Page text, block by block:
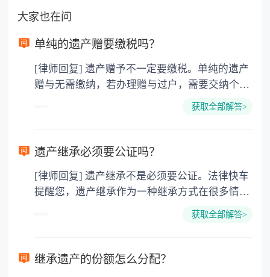
大家也在问
单纯的遗产赠要缴税吗？
[律师回复] 遗产赠予不一定要缴税。单纯的遗产
赠与无需缴纳，若办理赠与过户，需要交纳个人
所得税、契税和公证费。赠与过户是没有增值税
要缴纳公证费，具体如下： 1. 公证费：按房
3. 印花税：按房屋评估价的0.05%缴纳 4. 土
地增值税：按房价1%缴纳 5. 房屋产权登记费：
获取全部解答>
遗产继承必须要公证吗？
[律师回复] 遗产继承不是必须要公证。法律快车
提醒您，遗产继承作为一种继承方式在很多情况
下都是不需要公证的，当然，如果需要公正的也
以防对财产继承发生纠纷，可以对遗产继承进行
获取全部解答>
继承遗产的份额怎么分配？